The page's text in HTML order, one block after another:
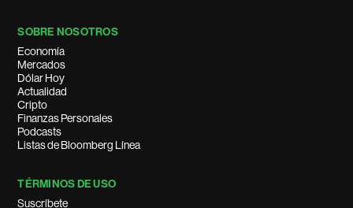
SOBRE NOSOTROS
Economía
Mercados
Dólar Hoy
Actualidad
Cripto
Finanzas Personales
Podcasts
Listas de Bloomberg Línea
TÉRMINOS DE USO
Suscríbete